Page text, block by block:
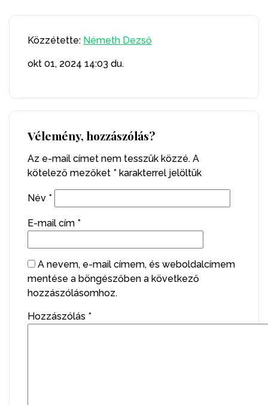
Közzétette: Németh Dezső
okt 01, 2024 14:03 du.
Vélemény, hozzászólás?
Az e-mail címet nem tesszük közzé. A
kötelező mezőket * karakterrel jelöltük
Név *
E-mail cím *
A nevem, e-mail címem, és weboldalcímem
mentése a böngészőben a következő
hozzászólásomhoz.
Hozzászólás *